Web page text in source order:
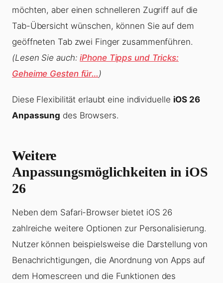
möchten, aber einen schnelleren Zugriff auf die
Tab-Übersicht wünschen, können Sie auf dem
geöffneten Tab zwei Finger zusammenführen.
(Lesen Sie auch:iPhone Tipps und Tricks:
Geheime Gesten für…)
Diese Flexibilität erlaubt eine individuelle iOS 26
Anpassung des Browsers.
Weitere
Anpassungsmöglichkeiten in iOS
26
Neben dem Safari-Browser bietet iOS 26
zahlreiche weitere Optionen zur Personalisierung.
Nutzer können beispielsweise die Darstellung von
Benachrichtigungen, die Anordnung von Apps auf
dem Homescreen und die Funktionen des